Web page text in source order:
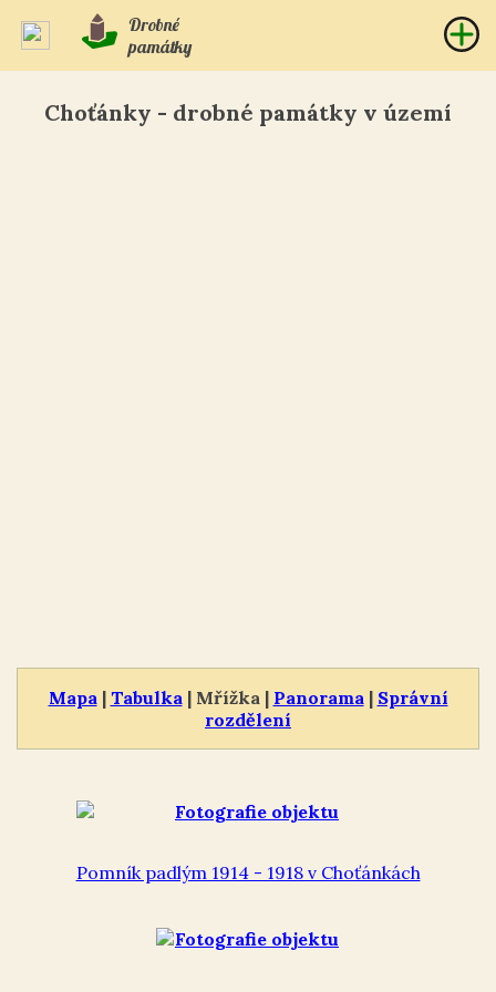
Drobné
památky
Choťánky - drobné památky v území
Mapa | Tabulka | Mřížka | Panorama | Správní
rozdělení
Pomník padlým 1914 - 1918 v Choťánkách